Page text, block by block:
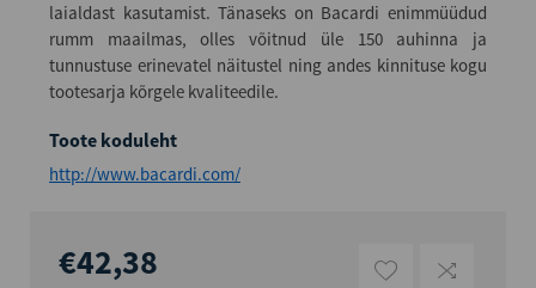
laialdast kasutamist. Tänaseks on Bacardi enimmüüdud
rumm maailmas, olles võitnud üle 150 auhinna ja
tunnustuse erinevatel näitustel ning andes kinnituse kogu
tootesarja kõrgele kvaliteedile.
Toote koduleht
http://www.bacardi.com/
€42,38